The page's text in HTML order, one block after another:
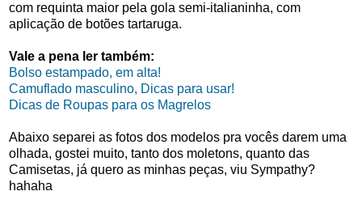
com requinta maior pela gola semi-italianinha, com
aplicação de botões tartaruga.
Vale a pena ler também:
Bolso estampado, em alta!
Camuflado masculino, Dicas para usar!
Dicas de Roupas para os Magrelos
Abaixo separei as fotos dos modelos pra vocês darem uma
olhada, gostei muito, tanto dos moletons, quanto das
Camisetas, já quero as minhas peças, viu Sympathy?
hahaha